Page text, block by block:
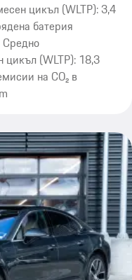
цикъл (WLTP): 3,4
батерия
Средно
цикъл (WLTP): 18,3
на CO₂ в